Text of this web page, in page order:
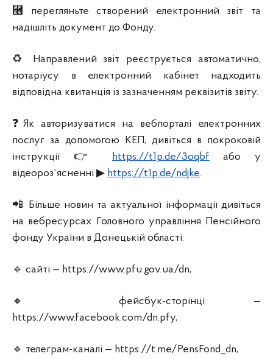
⿦ перегляньте створений електронний звіт та
надішліть документ до Фонду.
♻ Направлений звіт реєструється автоматично,
нотаріусу в електронний кабінет надходить
відповідна квитанція із зазначенням реквізитів звіту.
❓Як авторизуватися на вебпорталі електронних
послуг за допомогою КЕП, дивіться в покроковій
інструкції 👉
https://t1p.de/3oqbf або у
відеороз`ясненні ▶ https://t1p.de/ndjke.
📲 Більше новин та актуальної інформації дивіться
на вебресурсах Головного управління Пенсійного
фонду України в Донецькій області:
🔹 сайті — https://www.pfu.gov.ua/dn,
🔸 фейсбук-сторінці —
https://www.facebook.com/dn.pfy,
🔹 телеграм-каналі — https://t.me/PensFond_dn,